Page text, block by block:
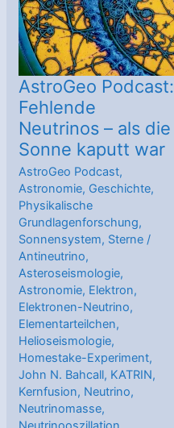
Kompass
zum
Supercomputer
AstroGeo Podcast:
Fehlende
Neutrinos – als die
Sonne kaputt war
AstroGeo Podcast,
Astronomie, Geschichte,
Physikalische
Grundlagenforschung,
Sonnensystem, Sterne /
Antineutrino,
Asteroseismologie,
Astronomie, Elektron,
Elektronen-Neutrino,
Elementarteilchen,
Helioseismologie,
Homestake-Experiment,
John N. Bahcall, KATRIN,
Kernfusion, Neutrino,
Neutrinomasse,